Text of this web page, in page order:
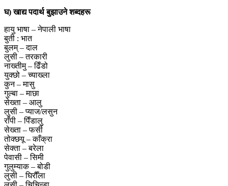
घ) खाद्य पदार्थ बुझाउने शब्दहरू
हायु भाषा – नेपाली भाषा
बुती : भात
बुलम् – दाल
लुसी – तरकारी
नाख्तीमु – ढिँडो
युक्छो – च्याख्ला
कुन – मासु
गुल्बा – माछा
सेख्ता – आलु
लुसी – प्याज/लसुन
राँपी – पिँडालु
सेख्ता – फर्सी
तोक्छयू – काँक्रा
सेक्ता – बरेला
पेवासी – सिमी
गुलुम्याक – बोडी
लुसी – घिरौँला